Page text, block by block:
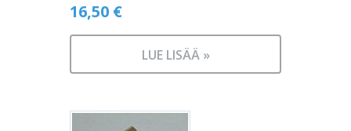
16,50 €
LUE LISÄÄ »